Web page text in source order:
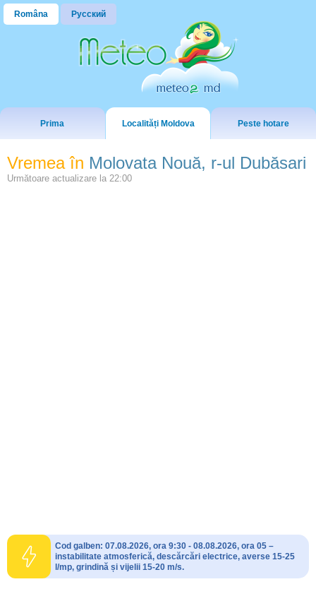
Româna Русский
Prima Localități Moldova Peste hotare
Vremea în Molovata Nouă, r-ul Dubăsari
Următoare actualizare la 22:00
Cod galben: 07.08.2026, ora 9:30 - 08.08.2026, ora 05 –
instabilitate atmosferică, descărcări electrice, averse 15-25
l/mp, grindină și vijelii 15-20 m/s.